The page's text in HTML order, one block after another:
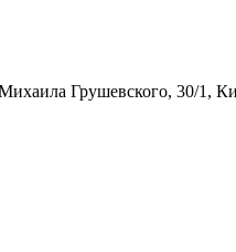
Грушевского, 30/1,